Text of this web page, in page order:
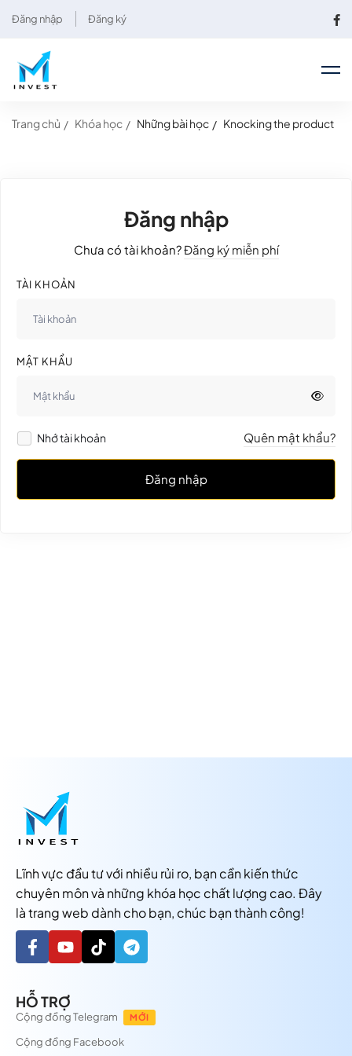
Đăng nhập Đăng ký
Trang chủ Khóa học Những bài học Knocking the product
Đăng nhập
Chưa có tài khoản?Đăng ký miễn phí
TÀI KHOẢN
MẬT KHẨU
Nhớ tài khoản Quên mật khẩu?
Đăng nhập
Lĩnh vực đầu tư với nhiều rủi ro, bạn cần kiến thức
chuyên môn và những khóa học chất lượng cao. Đây
là trang web dành cho bạn, chúc bạn thành công!
HỖ TRỢ
Cộng đồng Telegram MỚI
Cộng đồng Facebook